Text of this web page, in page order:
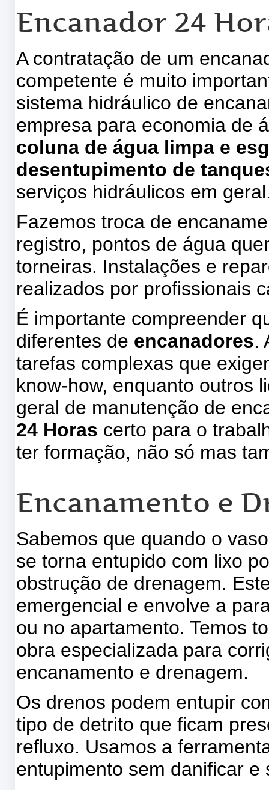
Encanador 24
A contratação de um
competente é muito
sistema hidráulico de
empresa para economia de
coluna de água limpa e
desentupimento de
serviços hidráulicos em
Fazemos troca de
registro, pontos de água
torneiras. Instalações e
realizados por profissionais
É importante compreender
diferentes de encanadores.
tarefas complexas que
know-how, enquanto outros
geral de manutenção de
24 Horas certo para o
ter formação, não só mas
Encanamento e
Sabemos que quando o
se torna entupido com lixo
obstrução de drenagem.
emergencial e envolve a
ou no apartamento. Temos
obra especializada para
encanamento e drenagem.
Os drenos podem entupir
tipo de detrito que ficam
refluxo. Usamos a
entupimento sem danificar